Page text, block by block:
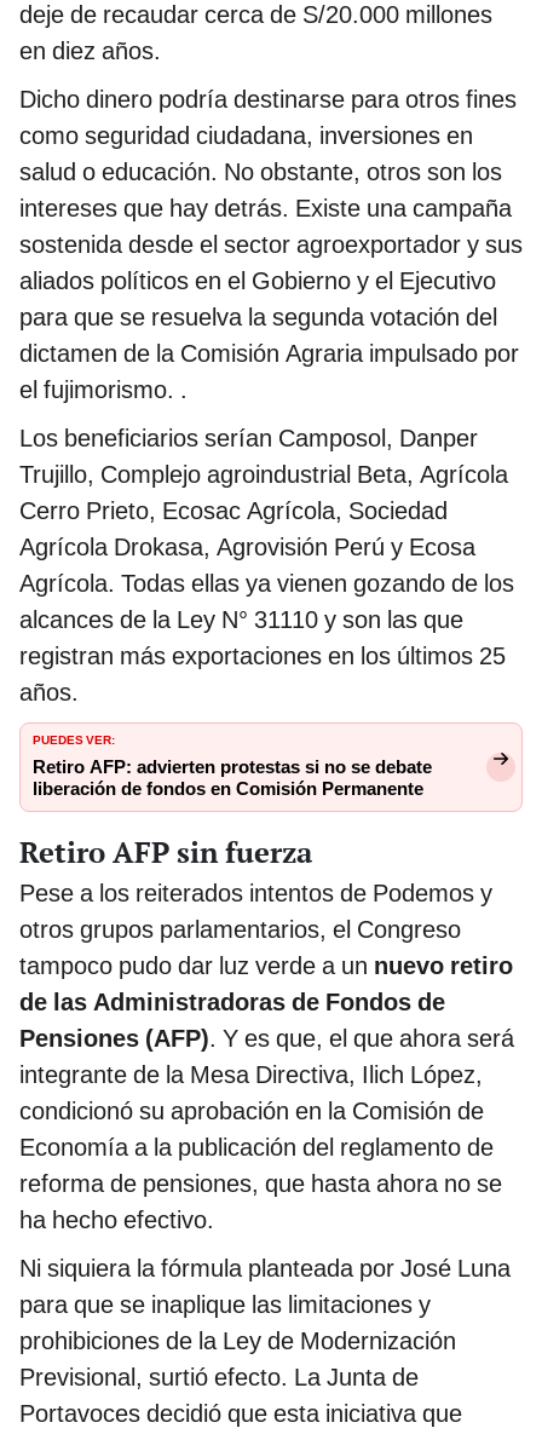
deje de recaudar cerca de S/20.000 millones
en diez años.
Dicho dinero podría destinarse para otros fines
como seguridad ciudadana, inversiones en
salud o educación. No obstante, otros son los
intereses que hay detrás. Existe una campaña
sostenida desde el sector agroexportador y sus
aliados políticos en el Gobierno y el Ejecutivo
para que se resuelva la segunda votación del
dictamen de la Comisión Agraria impulsado por
el fujimorismo. .
Los beneficiarios serían Camposol, Danper
Trujillo, Complejo agroindustrial Beta, Agrícola
Cerro Prieto, Ecosac Agrícola, Sociedad
Agrícola Drokasa, Agrovisión Perú y Ecosa
Agrícola. Todas ellas ya vienen gozando de los
alcances de la Ley N° 31110 y son las que
registran más exportaciones en los últimos 25
años.
PUEDES VER:
Retiro AFP: advierten protestas si no se debate
liberación de fondos en Comisión Permanente
Retiro AFP sin fuerza
Pese a los reiterados intentos de Podemos y
otros grupos parlamentarios, el Congreso
tampoco pudo dar luz verde a un nuevo retiro
de las Administradoras de Fondos de
Pensiones (AFP). Y es que, el que ahora será
integrante de la Mesa Directiva, Ilich López,
condicionó su aprobación en la Comisión de
Economía a la publicación del reglamento de
reforma de pensiones, que hasta ahora no se
ha hecho efectivo.
Ni siquiera la fórmula planteada por José Luna
para que se inaplique las limitaciones y
prohibiciones de la Ley de Modernización
Previsional, surtió efecto. La Junta de
Portavoces decidió que esta iniciativa que